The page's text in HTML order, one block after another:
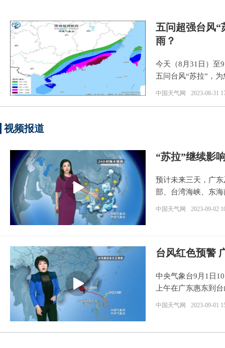
五问超强台风“
雨？
今天（8月31日）至
五问台风“苏拉”，
中国天气网 2023-08-31
视频报道
“苏拉”继续影
预计未来三天，广
部、台湾海峡、东
中国天气网 2023-09-02
台风红色预警
中央气象台9月1日
上午在广东惠东到
中国天气网 2023-09-01